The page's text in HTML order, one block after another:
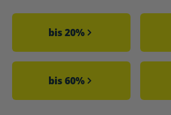
Kategoriegalerie überspringen
bis 20%
bis 60%